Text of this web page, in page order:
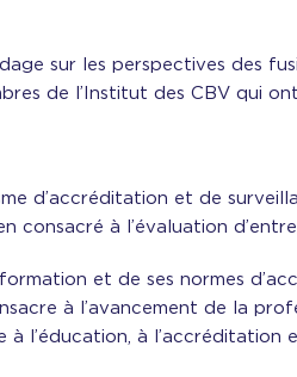
sur les perspectives des
de l’Institut des CBV qui
d’accréditation et de
consacré à l’évaluation
et de ses normes
à l’avancement de la
à l’éducation, à l’accréditation